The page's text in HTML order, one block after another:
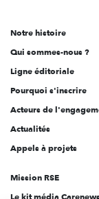
l'engagement
Notre histoire
Qui sommes-nous ?
Ligne éditoriale
Pourquoi s'inscrire
Acteurs de
Actualités
Appels à projets
Mission RSE
Le kit média